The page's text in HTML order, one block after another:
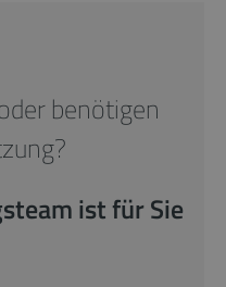
benötigen
ist für Sie